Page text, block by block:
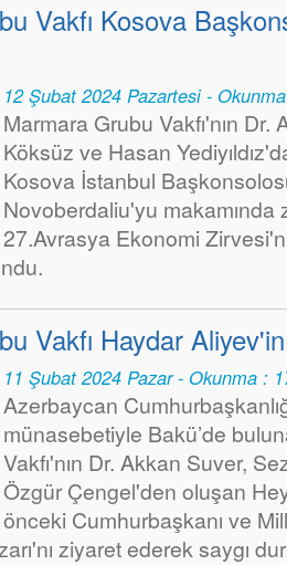
Vakfı Kosova
12 Şubat 2024 Pazartesi -
Marmara Grubu Vakfı'nın
Köksüz ve Hasan
Kosova İstanbul
Novoberdaliu'yu makamında
27.Avrasya Ekonomi
Vakfı Haydar
11 Şubat 2024 Pazar - Okunma :
Azerbaycan
münasebetiyle Bakü’de
Vakfı'nın Dr. Akkan Suver,
Özgür Çengel'den oluşan
önceki Cumhurbaşkanı ve
ziyaret ederek saygı